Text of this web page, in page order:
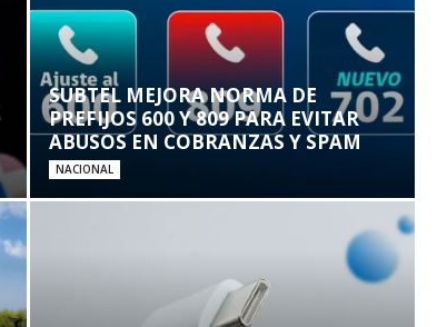
SUBTEL MEJORA NORMA DE
PREFIJOS 600 Y 809 PARA EVITAR
ABUSOS EN COBRANZAS Y SPAM
NACIONAL